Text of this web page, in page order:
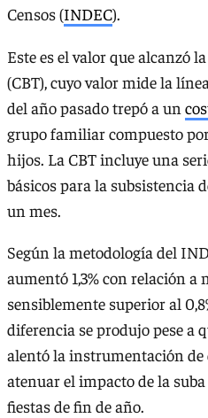
Censos (INDEC).
Este es el valor que alcanzó
(CBT), cuyo valor mide la
del año pasado trepó a un
grupo familiar compuesto
hijos. La CBT incluye una
básicos para la subsistencia
un mes.
Según la metodología del
aumentó 1,3% con relación a
sensiblemente superior al
diferencia se produjo pese a
alentó la instrumentación de
atenuar el impacto de la
fiestas de fin de año.